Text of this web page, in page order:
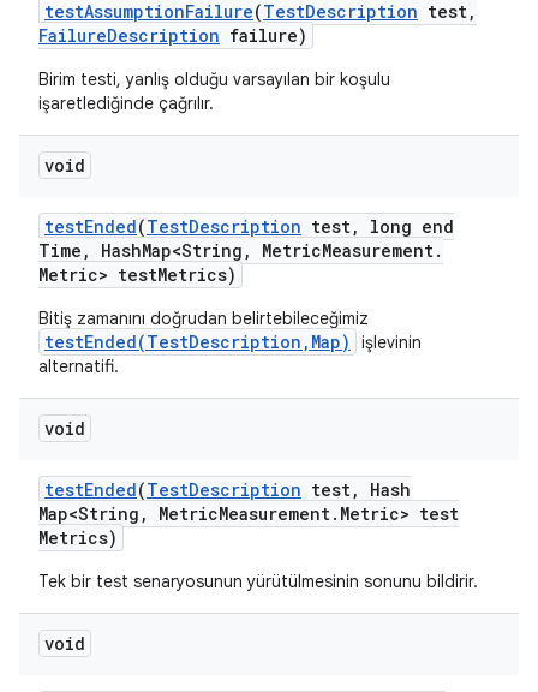
testAssumptionFailure(TestDescription test,
FailureDescription failure)
Birim testi, yanlış olduğu varsayılan bir koşulu
işaretlediğinde çağrılır.
void
testEnded(TestDescription test,
long end
Time , HashMap<String , MetricMeasurement.
Metric> testMetrics)
Bitiş zamanını doğrudan belirtebileceğimiz
testEnded(TestDescription,Map)
işlevinin
alternatifi.
void
testEnded(TestDescription test,
Hash
Map<String , MetricMeasurement. Metric> test
Metrics)
Tek bir test senaryosunun yürütülmesinin sonunu bildirir.
void